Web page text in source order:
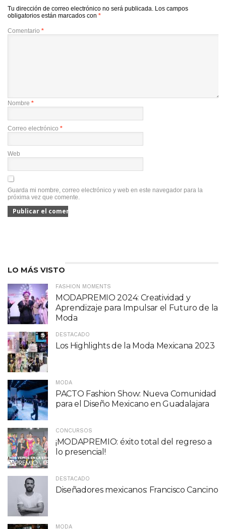
Tu dirección de correo electrónico no será publicada. Los campos
obligatorios están marcados con *
Comentario *
Nombre *
Correo electrónico *
Web
Guarda mi nombre, correo electrónico y web en este navegador para la
próxima vez que comente.
LO MÁS VISTO
FASHION MOMENTS
MODAPREMIO 2024: Creatividad y
Aprendizaje para Impulsar el Futuro de la
Moda
DESTACADO
Los Highlights de la Moda Mexicana 2023
MODA
PACTO Fashion Show: Nueva Comunidad
para el Diseño Mexicano en Guadalajara
CONCURSOS
¡MODAPREMIO: éxito total del regreso a
lo presencial!
DESTACADO
Diseñadores mexicanos: Francisco Cancino
MODA